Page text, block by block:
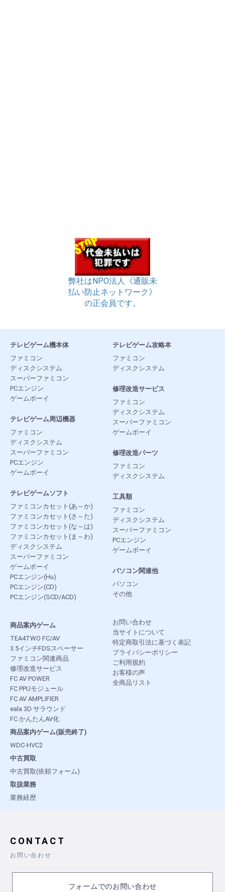
弊社はNPO法人《通販未
払い防止ネットワーク》
の正会員です。
テレビゲーム機本体
ファミコン
ディスクシステム
スーパーファミコン
PCエンジン
ゲームボーイ
テレビゲーム周辺機器
ファミコン
ディスクシステム
スーパーファミコン
PCエンジン
ゲームボーイ
テレビゲームソフト
ファミコンカセット(あ～か)
ファミコンカセット(さ～た)
ファミコンカセット(な～は)
ファミコンカセット(ま～わ)
ディスクシステム
スーパーファミコン
ゲームボーイ
PCエンジン(Hu)
PCエンジン(CD)
PCエンジン(SCD/ACD)
テレビゲーム攻略本
ファミコン
ディスクシステム
修理改造サービス
ファミコン
ディスクシステム
スーパーファミコン
ゲームボーイ
修理改造パーツ
ファミコン
ディスクシステム
工具類
ファミコン
ディスクシステム
スーパーファミコン
PCエンジン
ゲームボーイ
パソコン関連他
パソコン
その他
商品案内ゲーム
TEA4TWO FC/AV
3.5インチFDSスペーサー
ファミコン関連商品
修理改造サービス
FC AV POWER
FC PPUモジュール
FC AV AMPLIFIER
eala 3D サラウンド
FC かんたんAV化
商品案内ゲーム(販売終了)
WDC-HVC2
中古買取
中古買取(依頼フォーム)
取扱業務
業務経歴
お問い合わせ
当サイトについて
特定商取引法に基づく表記
プライバシーポリシー
ご利用規約
お客様の声
全商品リスト
CONTACT
お問い合わせ
フォームでのお問い合わせ